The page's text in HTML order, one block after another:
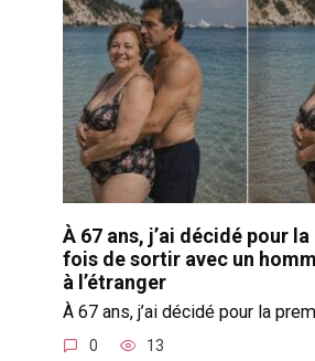
À 67 ans, j’ai décidé pour
fois de sortir avec un
à l’étranger
À 67 ans, j’ai décidé pour la
0 13